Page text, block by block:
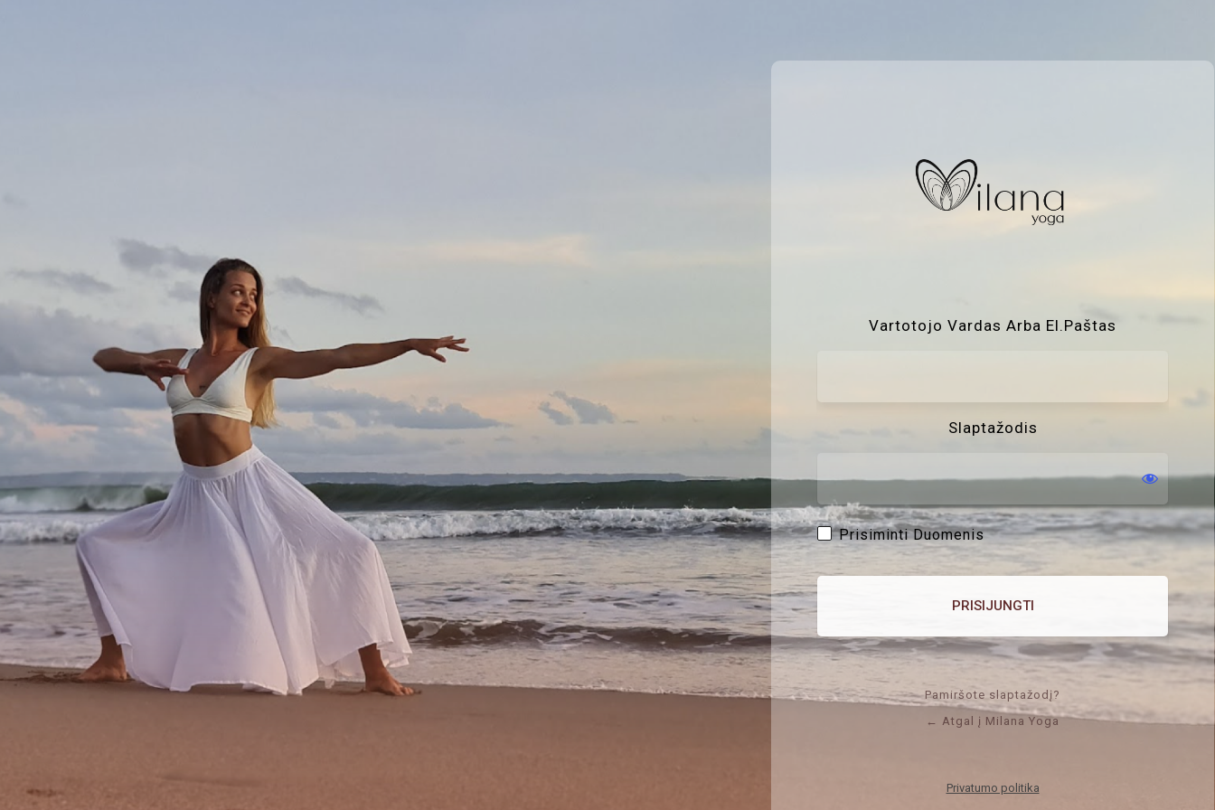
Vartotojo Vardas Arba El.paštas
Slaptažodis
Prisiminti Duomenis
Pamiršote slaptažodį?
← Atgal į Milana Yoga
Privatumo politika